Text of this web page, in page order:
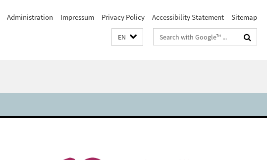
Administration Impressum Privacy Policy Accessibility Statement Sitemap
EN
Search
terms